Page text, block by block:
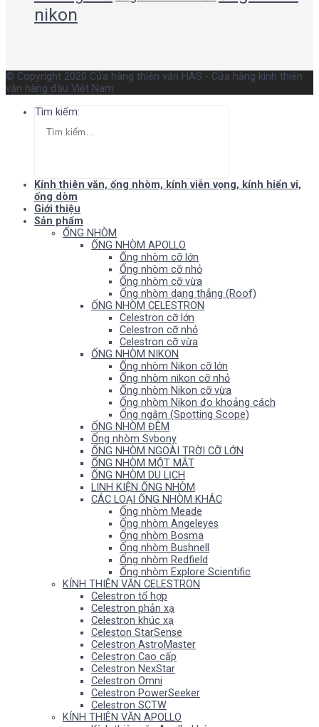
nikon
© Copyright 2020 Cửa hàng thiên văn HAS - Cửa hàng kính thiên
văn hàng đầu Việt Nam
Tìm kiếm:
Kính thiên văn, ống nhòm, kính viễn vọng, kính hiển vi,
ống dòm
Giới thiệu
Sản phẩm
ỐNG NHÒM
ỐNG NHÒM APOLLO
Ống nhòm cỡ lớn
Ống nhòm cỡ nhỏ
Ống nhòm cỡ vừa
Ống nhòm dạng thẳng (Roof)
ỐNG NHÒM CELESTRON
Celestron cỡ lớn
Celestron cỡ nhỏ
Celestron cỡ vừa
ỐNG NHÒM NIKON
Ống nhòm Nikon cỡ lớn
Ống nhòm nikon cỡ nhỏ
Ống nhòm Nikon cỡ vừa
Ống nhòm Nikon đo khoảng cách
Ống ngắm (Spotting Scope)
ỐNG NHÒM ĐÊM
Ống nhòm Svbony
ỐNG NHÒM NGOÀI TRỜI CỠ LỚN
ỐNG NHÒM MỘT MẮT
ỐNG NHÒM DU LỊCH
LINH KIỆN ỐNG NHÒM
CÁC LOẠI ỐNG NHÒM KHÁC
Ống nhòm Meade
Ống nhòm Angeleyes
Ống nhòm Bosma
Ống nhòm Bushnell
Ống nhòm Redfield
Ống nhòm Explore Scientific
KÍNH THIÊN VĂN CELESTRON
Celestron tổ hợp
Celestron phản xạ
Celestron khúc xạ
Celeston StarSense
Celestron AstroMaster
Celestron Cao cấp
Celestron NexStar
Celestron Omni
Celestron PowerSeeker
Celestron SCTW
KÍNH THIÊN VĂN APOLLO